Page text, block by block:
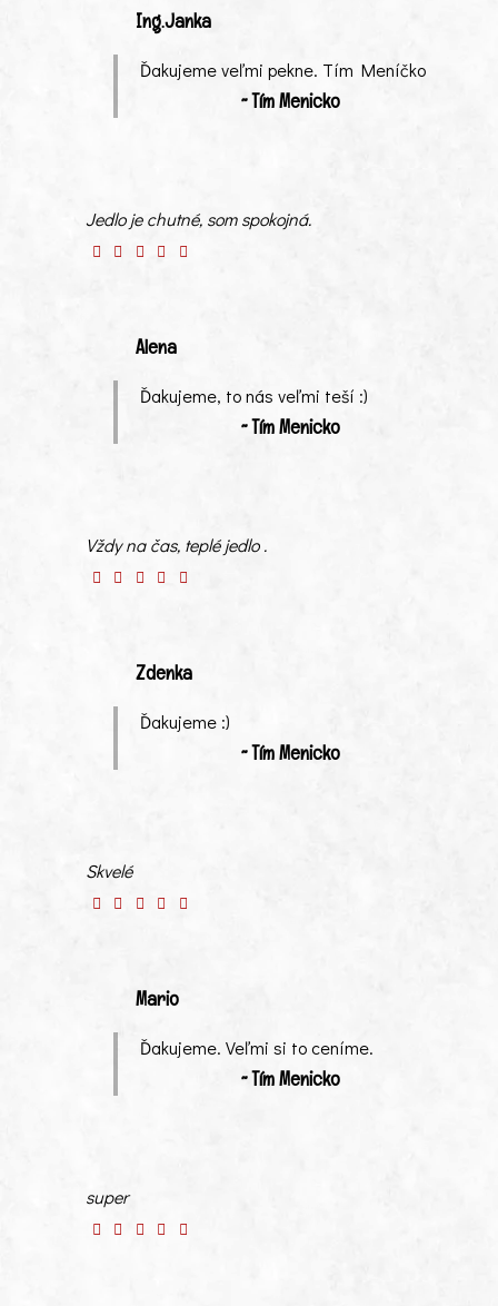
Ing.Janka
Ďakujeme veľmi pekne. Tím Meníčko
~ Tím Menicko
Jedlo je chutné, som spokojná.
Alena
Ďakujeme, to nás veľmi teší :)
~ Tím Menicko
Vždy na čas, teplé jedlo .
Zdenka
Ďakujeme :)
~ Tím Menicko
Skvelé
Mario
Ďakujeme. Veľmi si to ceníme.
~ Tím Menicko
super